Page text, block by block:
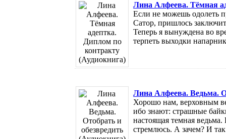
Лина Алфеева. Тёмная
Если не можешь одолеть
Сатор, пришлось
Теперь я вынуждена во
терпеть выходки
Лина Алфеева. Ведьма.
Хорошо нам, верховным
ибо знают: страшные
настоящая темная
стремлюсь. А зачем? И